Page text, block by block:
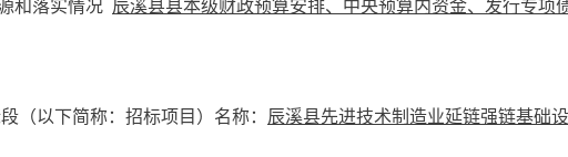
（以下简称：招标项目）名称： 辰溪县先进技术制造业延链强链基础